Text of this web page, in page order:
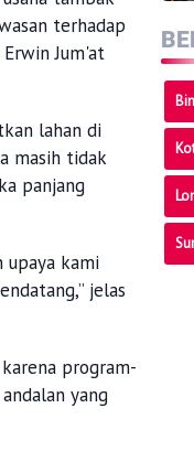
terhadap
Jum'at
lahan di
masih tidak
panjang
upaya kami
jelas
program-
yang